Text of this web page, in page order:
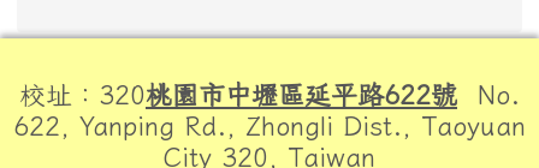
校址：320桃園市中壢區延平路622號 No.
622, Yanping Rd., Zhongli Dist., Taoyuan
City 320, Taiwan